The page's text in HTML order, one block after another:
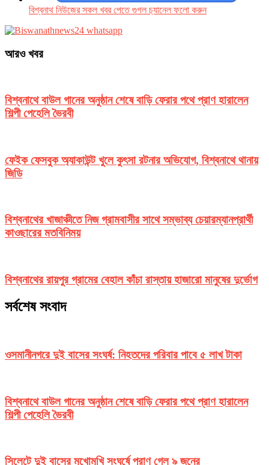
বিশ্বনাথ নিউজের সকল খবর পেতে গুগল চ‌্যানেল ফলো করুন
আরও খবর
বিশ্বনাথে বাউল গানের অনুষ্ঠান শেষে বাড়ি ফেরার পথে প্রাণ হারালেন
শিল্পী পেহেলি ভৈরবী
ফেইক ফেসবুক অ্যাকাউন্ট খুলে কুৎসা রটনার অভিযোগ, বিশ্বনাথে থানায়
জিডি
বিশ্বনাথের খাজাঞ্চীতে নিজ গ্রামবাসীর সাথে সম্ভাব্য চেয়ারম্যানপ্রার্থী
কাওছারের মতবিনিময়
বিশ্বনাথের রায়পুর গ্রামের বেহাল কাঁচা রাস্তায় হাজারো মানুষের দুর্ভোগ
সর্বশেষ সংবাদ
ওসমানীনগরে দুই বাসের সংঘর্ষ: নিহতদের পরিবার পাবে ৫ লাখ টাকা
বিশ্বনাথে বাউল গানের অনুষ্ঠান শেষে বাড়ি ফেরার পথে প্রাণ হারালেন
শিল্পী পেহেলি ভৈরবী
সিলেটে দুই বাসের মুখোমুখি সংঘর্ষে প্রাণ গেল ৯ জনের